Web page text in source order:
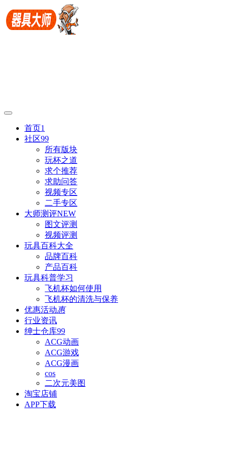
首页1
社区99
所有版块
玩杯之道
求个推荐
求助问答
视频专区
二手专区
大师测评NEW
图文评测
视频评测
玩具百科大全
品牌百科
产品百科
玩具科普学习
飞机杯如何使用
飞机杯的清洗与保养
优惠活动惠
行业资讯
绅士仓库99
ACG动画
ACG游戏
ACG漫画
cos
二次元美图
淘宝店铺
APP下载